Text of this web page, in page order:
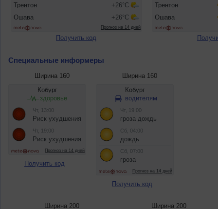
Получить код
Специальные информеры
Ширина 160
Получить код
Ширина 160
Получить код
Ширина 200 Ширина 200